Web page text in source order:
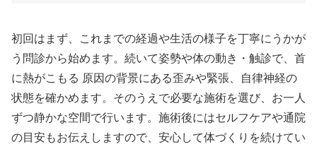
初回はまず、これまでの経過や生活の様子を丁寧にうかが
う問診から始めます。続いて姿勢や体の動き・触診で、首
に熱がこもる 原因の背景にある歪みや緊張、自律神経の
状態を確かめます。そのうえで必要な施術を選び、お一人
ずつ静かな空間で行います。施術後にはセルフケアや通院
の目安もお伝えしますので、安心して体づくりを続けてい